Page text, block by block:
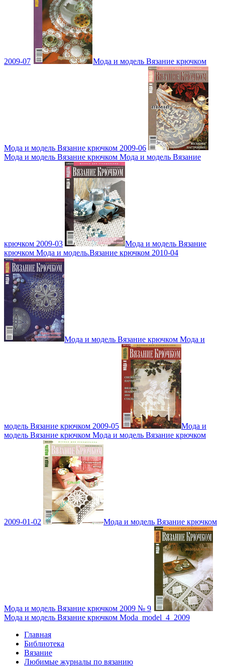
2009-07 Мода и модель Вязание крючком
Мода и модель Вязание крючком 2009-06
Мода и модель Вязание крючком Мода и модель Вязание
крючком 2009-03
Мода и модель Вязание
крючком Мода и модель.Вязание крючком 2010-04
Мода и модель Вязание крючком Мода и
модель Вязание крючком 2009-05
Мода и
модель Вязание крючком Мода и модель Вязание крючком
2009-01-02 Мода и модель Вязание крючком
Мода и модель Вязание крючком 2009 № 9
Мода и модель Вязание крючком Moda_model_4_2009
Главная
Библиотека
Вязание
Любимые журналы по вязанию